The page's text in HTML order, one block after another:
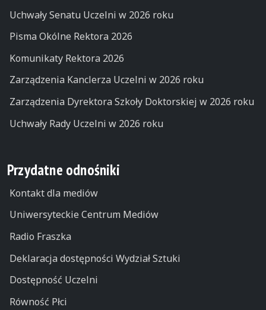
Uchwały Senatu Uczelni w 2026 roku
Pisma Okólne Rektora 2026
Komunikaty Rektora 2026
Zarządzenia Kanclerza Uczelni w 2026 roku
Zarządzenia Dyrektora Szkoły Doktorskiej w 2026 roku
Uchwały Rady Uczelni w 2026 roku
Przydatne odnośniki
Kontakt dla mediów
Uniwersyteckie Centrum Mediów
Radio Fraszka
Deklaracja dostępności Wydział Sztuki
Dostępność Uczelni
Równość Płci